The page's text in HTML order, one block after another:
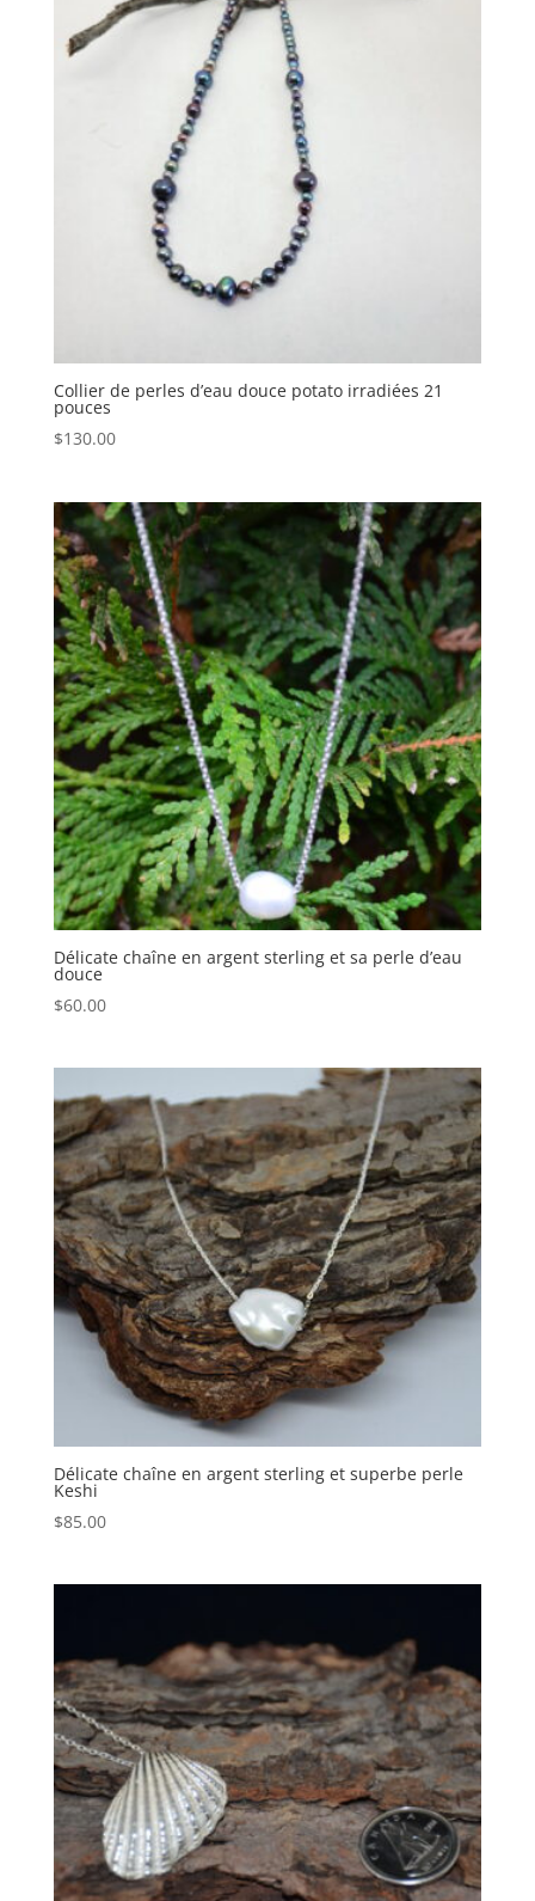
Collier de perles d’eau douce potato irradiées 21
pouces
$130.00
Délicate chaîne en argent sterling et sa perle d’eau
douce
$60.00
Délicate chaîne en argent sterling et superbe perle
Keshi
$85.00